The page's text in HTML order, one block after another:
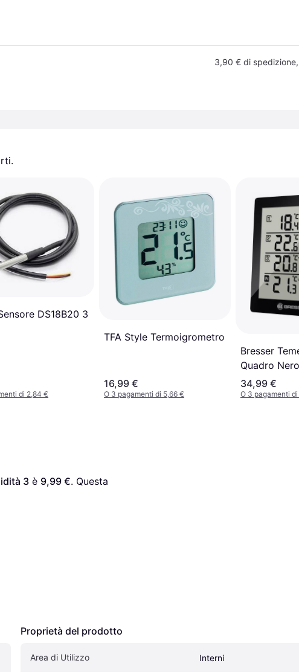
3,90 € di spedizione,
DS18B20 3
di 2,84 €
TFA Style Termoigrometro
16,99 €
O 3 pagamenti di 5,66 €
Bresser
Quadro
Misura Nero
12 cm
34,99 €
O 3 pagamenti di
3 è 9,99 €. Questa
Proprietà del prodotto
Area di Utilizzo Interni